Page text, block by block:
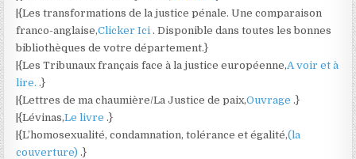
|{Les transformations de la justice pénale. Une comparaison
franco-anglaise,Clicker Ici. Disponible dans toutes les bonnes
bibliothèques de votre département.}
|{Les Tribunaux français face à la justice européenne,A voir et à
lire..}
|{Lettres de ma chaumière/La Justice de paix,Ouvrage.}
|{Lévinas,Le livre.}
|{L’homosexualité, condamnation, tolérance et égalité,(la
couverture).}